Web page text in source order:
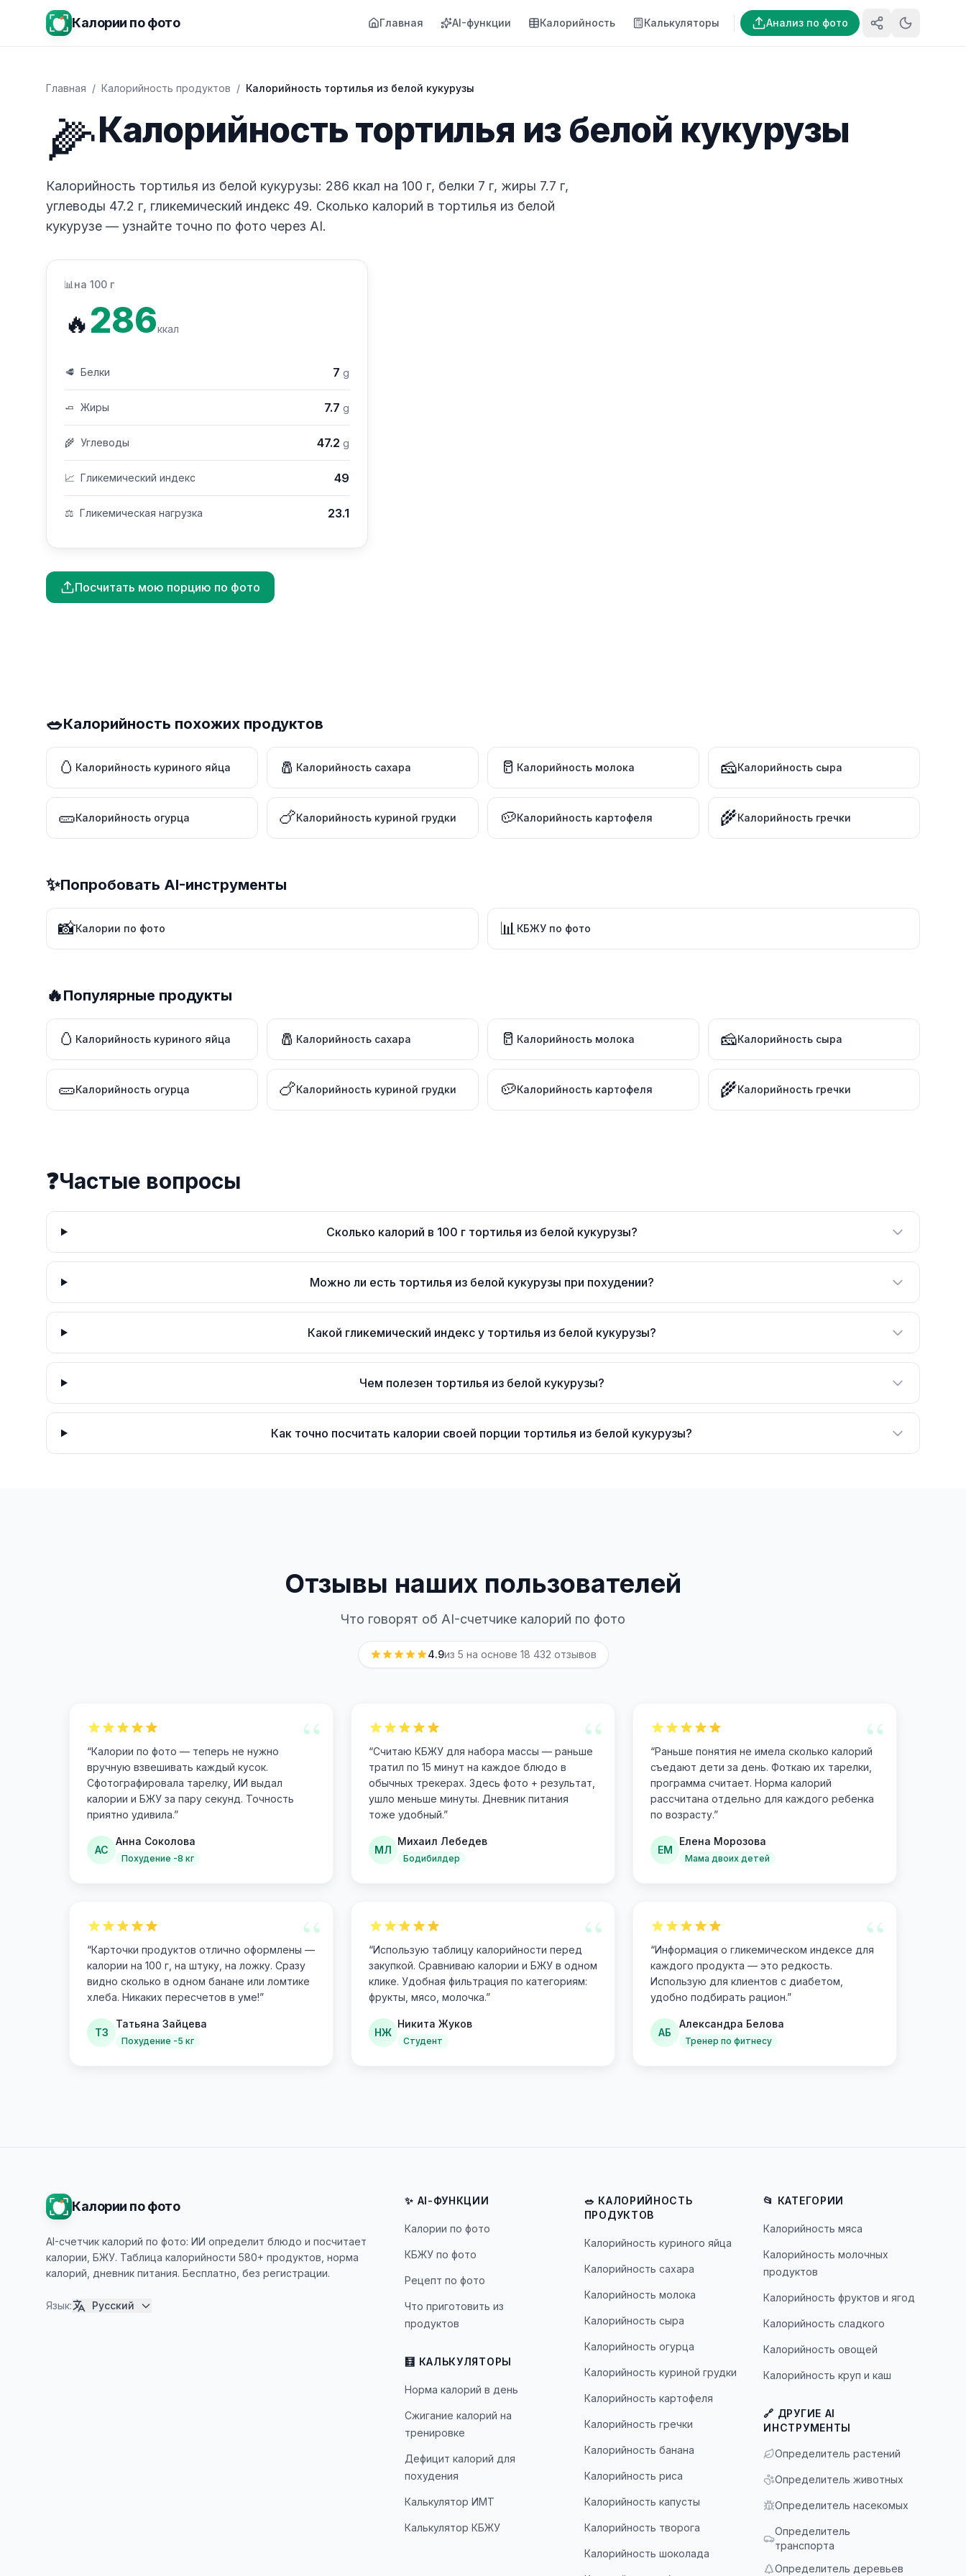
Калории по фото Главная AI-функции Калорийность Калькуляторы Анализ по фото
Главная / Калорийность продуктов / Калорийность тортилья из белой кукурузы
🌽Калорийность тортилья из белой кукурузы
Калорийность тортилья из белой кукурузы: 286 ккал на 100 г, белки 7 г, жиры 7.7 г,
углеводы 47.2 г, гликемический индекс 49. Сколько калорий в тортилья из белой
кукурузе — узнайте точно по фото через AI.
📊 на 100 г
🔥286ккал
🥩 Белки 7 g
🧈 Жиры 7.7 g
🌾 Углеводы 47.2 g
📈 Гликемический индекс 49
⚖️ Гликемическая нагрузка 23.1
Посчитать мою порцию по фото
🥗Калорийность похожих продуктов
🥚 Калорийность куриного яйца 🧂 Калорийность сахара 🥛 Калорийность молока 🧀Калорийность сыра
🥒Калорийность огурца 🍗Калорийность куриной грудки 🥔Калорийность картофеля 🌾Калорийность гречки
✨Попробовать AI-инструменты
📸Калории по фото 📊КБЖУ по фото
🔥Популярные продукты
🥚 Калорийность куриного яйца 🧂 Калорийность сахара 🥛 Калорийность молока 🧀Калорийность сыра
🥒Калорийность огурца 🍗Калорийность куриной грудки 🥔Калорийность картофеля 🌾Калорийность гречки
❓Частые вопросы
Сколько калорий в 100 г тортилья из белой кукурузы?
Можно ли есть тортилья из белой кукурузы при похудении?
Какой гликемический индекс у тортилья из белой кукурузы?
Чем полезен тортилья из белой кукурузы?
Как точно посчитать калории своей порции тортилья из белой кукурузы?
Отзывы наших пользователей
Что говорят об AI-счетчике калорий по фото
4.9из 5 на основе 18 432 отзывов
“
“Калории по фото — теперь не нужно
вручную взвешивать каждый кусок.
Сфотографировала тарелку, ИИ выдал
калории и БЖУ за пару секунд. Точность
приятно удивила.”
АС
Анна Соколова
Похудение -8 кг
“
“Считаю КБЖУ для набора массы — раньше
тратил по 15 минут на каждое блюдо в
обычных трекерах. Здесь фото + результат,
ушло меньше минуты. Дневник питания
тоже удобный.”
МЛ
Михаил Лебедев
Бодибилдер
“
“Раньше понятия не имела сколько калорий
съедают дети за день. Фоткаю их тарелки,
программа считает. Норма калорий
рассчитана отдельно для каждого ребенка
по возрасту.”
ЕМ
Елена Морозова
Мама двоих детей
“
“Карточки продуктов отлично оформлены —
калории на 100 г, на штуку, на ложку. Сразу
видно сколько в одном банане или ломтике
хлеба. Никаких пересчетов в уме!”
ТЗ
Татьяна Зайцева
Похудение -5 кг
“
“Использую таблицу калорийности перед
закупкой. Сравниваю калории и БЖУ в одном
клике. Удобная фильтрация по категориям:
фрукты, мясо, молочка.”
НЖ
Никита Жуков
Студент
“
“Информация о гликемическом индексе для
каждого продукта — это редкость.
Использую для клиентов с диабетом,
удобно подбирать рацион.”
АБ
Александра Белова
Тренер по фитнесу
Калории по фото
AI-счетчик калорий по фото: ИИ определит блюдо и посчитает
калории, БЖУ. Таблица калорийности 580+ продуктов, норма
калорий, дневник питания. Бесплатно, без регистрации.
Язык: Русский
✨ AI-ФУНКЦИИ
Калории по фото
КБЖУ по фото
Рецепт по фото
Что приготовить из
продуктов
🧮 КАЛЬКУЛЯТОРЫ
Норма калорий в день
Сжигание калорий на
тренировке
Дефицит калорий для
похудения
Калькулятор ИМТ
Калькулятор КБЖУ
🥗 КАЛОРИЙНОСТЬ
ПРОДУКТОВ
Калорийность куриного яйца
Калорийность сахара
Калорийность молока
Калорийность сыра
Калорийность огурца
Калорийность куриной грудки
Калорийность картофеля
Калорийность гречки
Калорийность банана
Калорийность риса
Калорийность капусты
Калорийность творога
Калорийность шоколада
📂 КАТЕГОРИИ
Калорийность мяса
Калорийность молочных
продуктов
Калорийность фруктов и ягод
Калорийность сладкого
Калорийность овощей
Калорийность круп и каш
🔗 ДРУГИЕ AI
ИНСТРУМЕНТЫ
Определитель растений
Определитель животных
Определитель насекомых
Определитель
транспорта
Определитель деревьев